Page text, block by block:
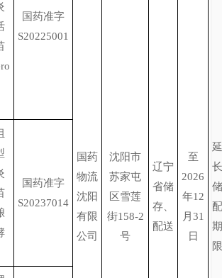
国药准字
S20225001
国药
物流
沈阳
有限
公司
沈阳市
苏家屯
区雪莲
街158-2
号
辽宁
省储
存、
配送
至
2026
年12
月31
日
延
长
储
配
期
限
国药准字
S20237014